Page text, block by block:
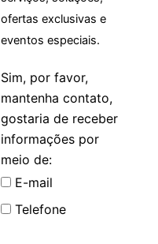
ofertas exclusivas e
eventos especiais.
Sim, por favor,
mantenha contato,
gostaria de receber
informações por
meio de:
E-mail
Telefone